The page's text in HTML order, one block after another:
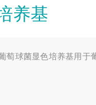
养基
萄球菌显色培养基用于